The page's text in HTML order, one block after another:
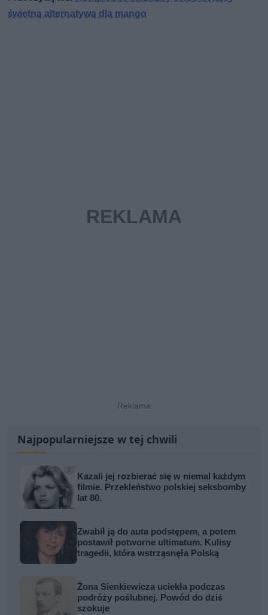
świetną alternatywą dla mango
Najpopularniejsze w tej chwili
Kazali jej rozbierać się w niemal każdym
filmie. Przekleństwo polskiej seksbomby
lat 80.
Zwabił ją do auta podstępem, a potem
postawił potworne ultimatum. Kulisy
tragedii, która wstrząsnęła Polską
Żona Sienkiewicza uciekła podczas
podróży poślubnej. Powód do dziś
szokuje